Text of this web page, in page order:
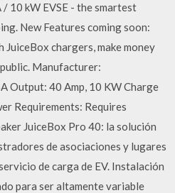
10 kW EVSE - the smartest
New Features coming soon:
chargers, make money
Manufacturer:
Output: 40 Amp, 10 KW Charge
Requirements: Requires
JuiceBox Pro 40: la solución
de asociaciones y lugares
de carga de EV. Instalación
para ser altamente variable